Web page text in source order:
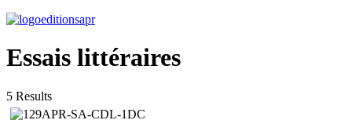
Essais littéraires
5 Results